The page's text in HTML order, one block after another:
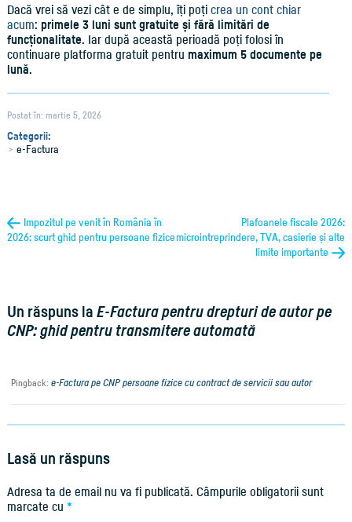
Dacă vrei să vezi cât e de simplu, îți poți crea un cont chiar
acum: primele 3 luni sunt gratuite și fără limitări de
funcționalitate. Iar după această perioadă poți folosi în
continuare platforma gratuit pentru maximum 5 documente pe
lună.
Postat în: martie 5, 2026
Categorii:
e-Factura
Impozitul pe venit în România în
2026: scurt ghid pentru persoane fizice
Plafoanele fiscale 2026:
microintreprindere, TVA, casierie și alte
limite importante
Un răspuns la E-Factura pentru drepturi de autor pe
CNP: ghid pentru transmitere automată
Pingback: e-Factura pe CNP persoane fizice cu contract de servicii sau autor
Lasă un răspuns
Adresa ta de email nu va fi publicată. Câmpurile obligatorii sunt
marcate cu *